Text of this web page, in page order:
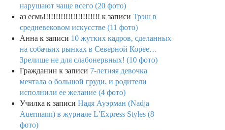
нарушают чаще всего (20 фото)
аз есмь!!!!!!!!!!!!!!!!!!!!!!! к записи Трэш в
средневековом искусстве (11 фото)
Анна к записи 10 жутких кадров, сделанных
на собачьих рынках в Северной Корее…
Зрелище не для слабонервных! (10 фото)
Гражданин к записи 7-летняя девочка
мечтала о большой груди, и родители
исполнили ее желание (4 фото)
Училка к записи Надя Ауэрман (Nadja
Auermann) в журнале L’Express Styles (8
фото)